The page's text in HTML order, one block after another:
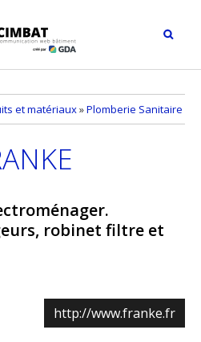
et matériaux»Plomberie Sanitaire
robinet filtre et
http://www.franke.fr